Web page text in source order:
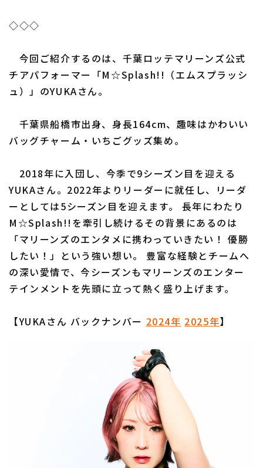
利用規約 プライバシーポリシー
運営会社（別ウィンドウで開く） よくある質問
特定商取引法の表示 アルバイト募集（別ウィンドウで開く
◇◇◇
今回ご紹介するのは、千葉ロッテマリーンズ公式
チアパフォーマー「M☆Splash!!（エムスプラッシ
ュ）」のYUKAさん。
千葉県船橋市出身、身長164cm、趣味はかわいい
バッグチャーム・いちごグッズ集め。
2018年に入団し、今季で9シーズン目を迎える
YUKAさん。2022年よりリーダーに就任し、リーダ
ーとしては5シーズン目を迎えます。 長年にわたり
M☆Splash!!を牽引し続けるその背景にあるのは
「マリーンズのエンタメに携わっていきたい！ 優勝
したい！」という強い想い。 豊富な経験とチームへ
の深い愛情で、今シーズンもマリーンズのエンター
テインメントを先頭に立って熱く盛り上げます。
【YUKAさん バックナンバー 2024年 2025年】